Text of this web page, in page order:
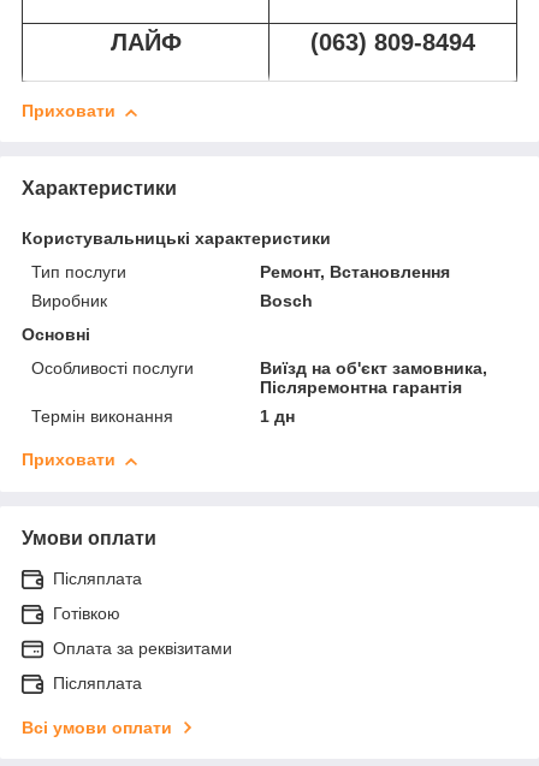
ЛАЙФ (063) 809-8494
Приховати
Характеристики
Користувальницькі характеристики
Тип послуги
Ремонт, Встановлення
Виробник
Bosch
Основні
Особливості послуги
Виїзд на об'єкт замовника,
Післяремонтна гарантія
Термін виконання
1 дн
Приховати
Умови оплати
Післяплата
Готівкою
Оплата за реквізитами
Післяплата
Всі умови оплати